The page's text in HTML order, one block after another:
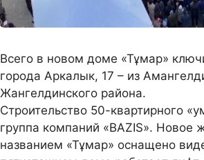
Всего в новом доме «Тұмар»
города Аркалык, 17 – из
Жангелдинского района.
Строительство 50-квартирного
группа компаний «BAZIS». Новое
названием «Тұмар» оснащено